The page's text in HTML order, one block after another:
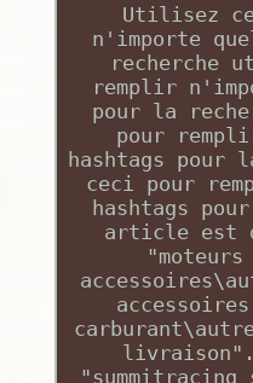
Utilisez
n'importe
recherche
remplir
pour la
pour
hashtags pour
ceci pour
hashtags
article est
livraison".